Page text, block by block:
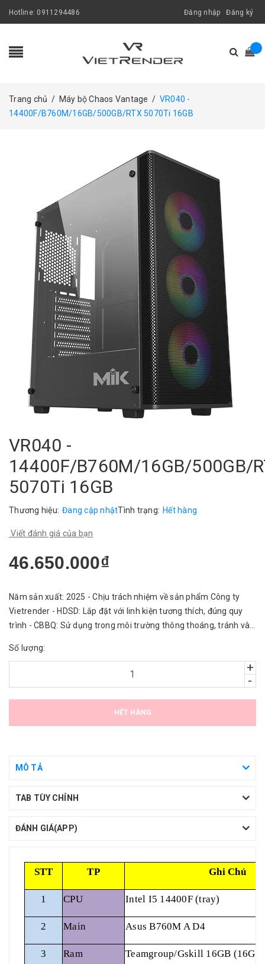
Hotline: 0911294486 Đăng nhập Đăng ký
Trang chủ / Máy bộ Chaos Vantage / VR040 -
14400F/B760M/16GB/500GB/RTX 5070Ti 16GB
VR040 -
14400F/B760M/16GB/500GB/
5070Ti 16GB
Thương hiệu: Đang cập nhậtTình trạng: Hết hàng
Viết đánh giá của bạn
46.650.000₫
Năm sản xuất: 2025 - Chịu trách nhiệm về sản phẩm Công ty
Vietrender - HDSD: Lắp đặt với linh kiện tương thích, đúng quy
trình - CBBQ: Sử dụng trong môi trường thông thoáng, tránh vào
Số lượng:
+
-
HẾT HÀNG
MÔ TẢ
TAB TÙY CHỈNH
ĐÁNH GIÁ(APP)
STT TP Ghi Chú
1 CPU Intel I5 14400F (tray)
2 Main Asus B760M A D4
3 Ram Teamgroup/Gskill 16GB